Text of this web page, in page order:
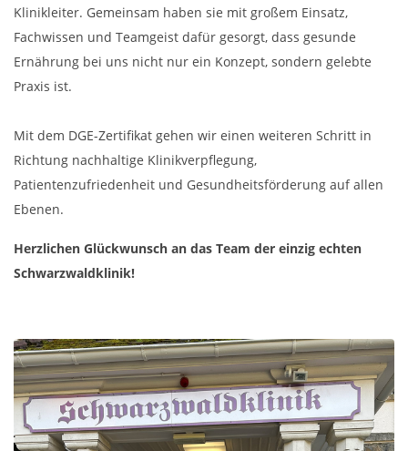
Klinikleiter. Gemeinsam haben sie mit großem Einsatz,
Fachwissen und Teamgeist dafür gesorgt, dass gesunde
Ernährung bei uns nicht nur ein Konzept, sondern gelebte
Praxis ist.
Mit dem DGE-Zertifikat gehen wir einen weiteren Schritt in
Richtung nachhaltige Klinikverpflegung,
Patientenzufriedenheit und Gesundheitsförderung auf allen
Ebenen.
Herzlichen Glückwunsch an das Team der einzig echten
Schwarzwaldklinik!